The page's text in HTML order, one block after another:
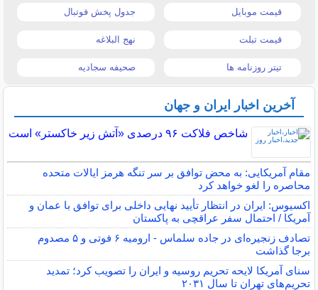
قیمت موبایل جدول پخش فوتبال
قیمت تبلت نهج البلاغه
تیتر روزنامه ها صحیفه سجادیه
آخرین اخبار ایران و جهان
شاخص فلاکت ۹۶ درصدی «آتش زیر خاکستر» است
مقام آمریکایی: به محض توافق بر سر تنگه هرمز ایالات متحده
محاصره را لغو خواهد کرد
اکسیوس: ایران در انتظار تأیید نهایی داخلی برای توافق با عمان و
آمریکا / احتمال سفر عراقچی به پاکستان
تصادف زنجیره‌ای در جاده سلماس - ارومیه ۶ فوتی و ۵ مصدوم
برجا گذاشت
سنای آمریکا لایحه تحریم روسیه و ایران را تصویب کرد؛ تمدید
تحریم‌های تهران تا سال ۲۰۳۱